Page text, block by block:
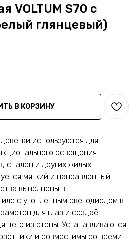
VOLTUM S70 с
глянцевый)
В КОРЗИНУ
используются для
освещения
спален и других жилых
мягкий и направленный
выполнены в
с утопленным светодиодом в
для глаз и создаёт
из стены. Устанавливаются
и совместимы со всеми